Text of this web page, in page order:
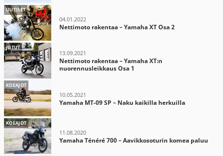
UUTISET
04.01.2022
Nettimoto rakentaa – Yamaha XT Osa 2
JUTUT
13.09.2021
Nettimoto rakentaa – Yamaha XT:n
nuorennusleikkaus Osa 1
KOEAJOT
10.05.2021
Yamaha MT-09 SP – Naku kaikilla herkuilla
KOEAJOT
11.08.2020
Yamaha Ténéré 700 – Aavikkosoturin komea paluu